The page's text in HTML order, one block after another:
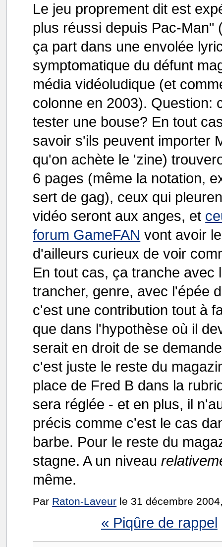
Le jeu proprement dit est
plus réussi depuis Pac-Man"
ça part dans une envolée
symptomatique du défunt
média vidéoludique (et
colonne en 2003). Question:
tester une bouse? En tout
savoir s'ils peuvent importer
qu'on achète le 'zine)
6 pages (même la notation,
sert de gag), ceux qui
vidéo seront aux anges, et
forum GameFAN vont avoir
d'ailleurs curieux de voir
En tout cas, ça tranche avec
trancher, genre, avec l'épée
c'est une contribution tout à
que dans l'hypothèse où il
serait en droit de se
c'est juste le reste du
place de Fred B dans la
sera réglée - et en plus, il
précis comme c'est le cas
barbe. Pour le reste du
stagne. A un niveau
même.
Par Raton-Laveur le 31 décembre
« Piqûre de rappel